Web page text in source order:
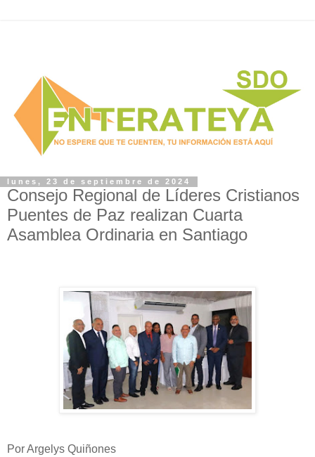
lunes, 23 de septiembre de 2024
Consejo Regional de Líderes Cristianos
Puentes de Paz realizan Cuarta
Asamblea Ordinaria en Santiago
Por Argelys Quiñones